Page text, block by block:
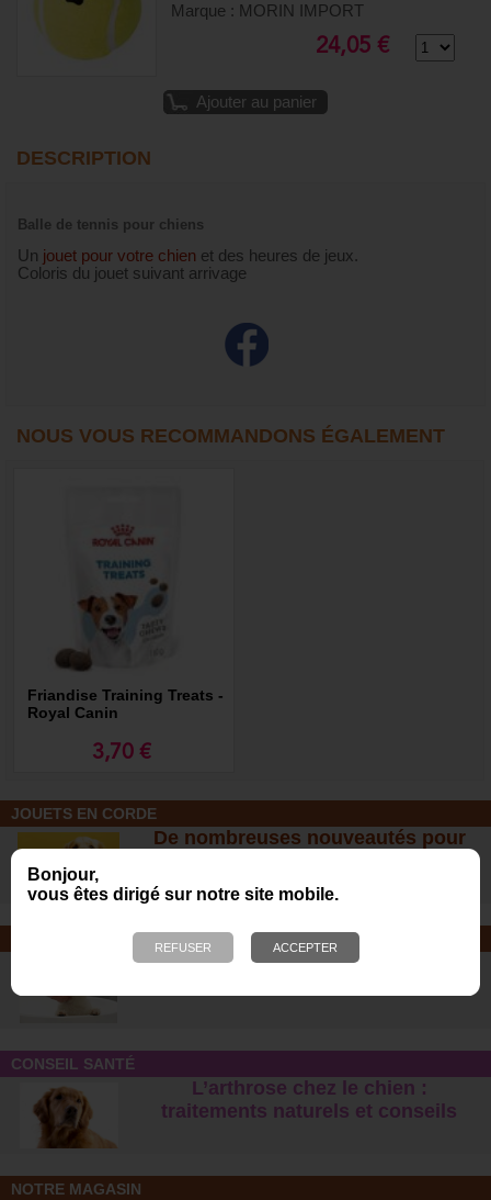
Bonjour,
vous êtes dirigé sur notre site mobile.
Marque : MORIN IMPORT
24,05 €
Ajouter au panier
DESCRIPTION
Balle de tennis pour chiens
Un jouet pour votre chien et des heures de jeux.
Coloris du jouet suivant arrivage
NOUS VOUS RECOMMANDONS ÉGALEMENT
Friandise Training Treats -
Royal Canin
3,70 €
JOUETS EN CORDE
De nombreuses nouveautés pour
des heures de jeux avec votre chien
!
SOINS ET SHAMPOOING
Tout pour l'hygiène et les soins de
CONSEIL SANTÉ
L’arthrose chez le chien :
traitements naturels et conseils
NOTRE MAGASIN